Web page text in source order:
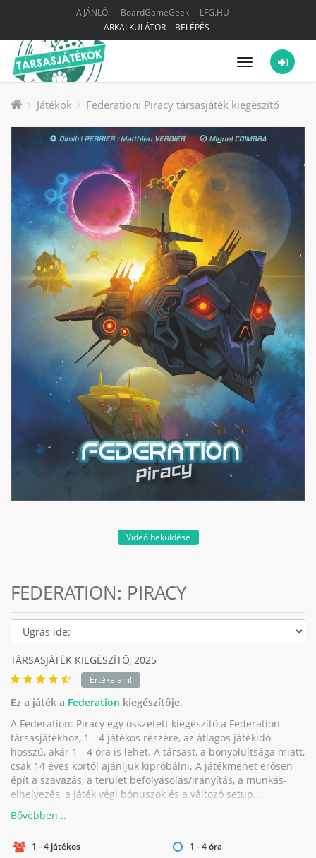
AJÁNLÓ: BoardGameGeek
LFG.HU
ÁRKALKULÁTOR
BELÉPÉS
Menü
Játékok Federation: Piracy társasjáték kiegészítő
Videó beküldése
FEDERATION: PIRACY
TÁRSASJÁTÉK KIEGÉSZÍTŐ, 2025
Értékelem!
Ez a játék a Federation kiegészítője.
A Federation: Piracy egy összetett kiegészítő a Federation
társasjátékhoz, 1 - 4 játékos részére, az átlagos játékidő
hosszú, akár 1 - 4 óra is lehet. A társast, a bonyolultsága miatt,
csak 14 éves kortól ajánljuk kipróbálni. A játékmenet erősen
épít a szavazás, a terület befolyásolás/irányítás, a munkás-
elhelyezés, a játék végi bónuszok és a változó setup...
1 - 4 játékos
1 - 4 óra